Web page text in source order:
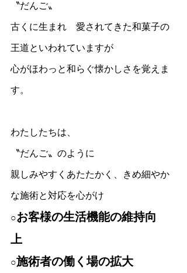
〝だんご〟
古くに生まれ　愛されてきた和菓子の
王道といわれていますが
心がほわっと和らぐ懐かしさを覚えま
す。
わたしたちは、
〝だんご〟のように
親しみやすくあたたかく、きめ細やか
な施術と対応を心がけ
○お客様の生活機能の維持向
上
○施術者の働く場の拡大